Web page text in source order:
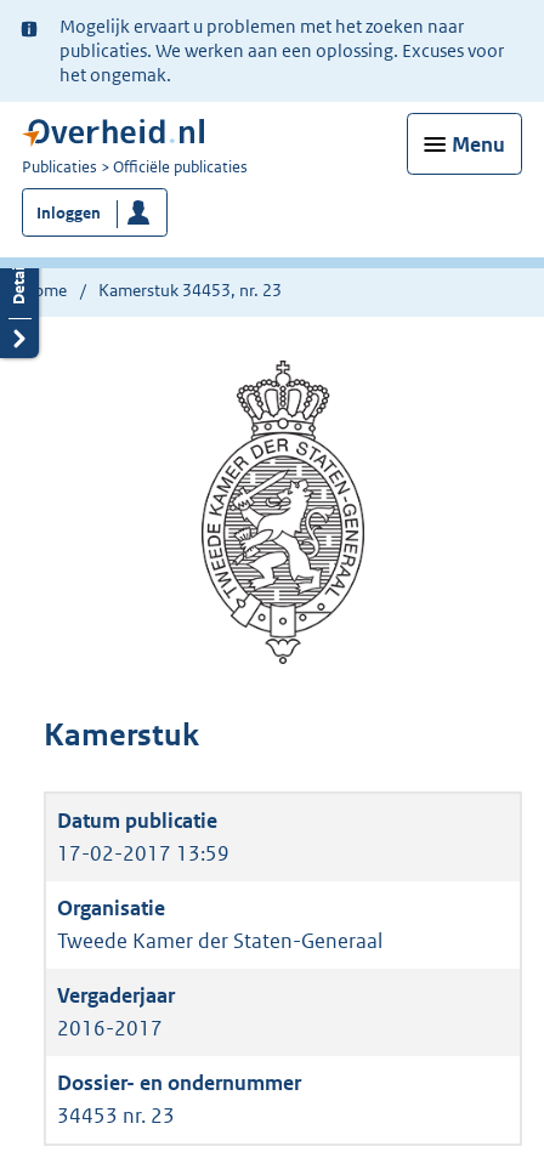
Ter
informatie:
Mogelijk ervaart u problemen met het zoeken naar
publicaties. We werken aan een oplossing. Excuses voor
het ongemak.
Menu
U
bent
nu
hier:
Publicaties Officiële publicaties
Inloggen
Home Kamerstuk 34453, nr. 23
Kamerstuk
17-02-2017 13:59
Tweede Kamer der Staten-Generaal
2016-2017
34453 nr. 23